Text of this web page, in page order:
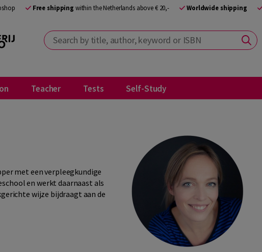
Free shipping within the Netherlands above € 20,- Worldwide shipping
Search by title, author, keyword or ISBN
Teacher Tests Self-Study
met een verpleegkundige
en werkt daarnaast als
wijze bijdraagt aan de